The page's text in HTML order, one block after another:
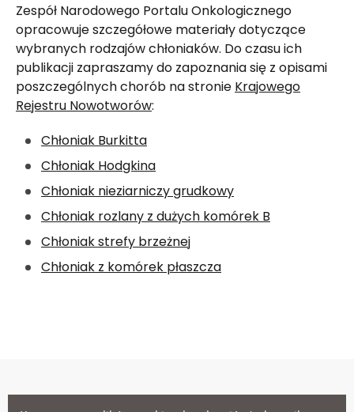
Wyszukiwarka
Zespół Narodowego Portalu Onkologicznego
opracowuje szczegółowe materiały dotyczące
wybranych rodzajów chłoniaków. Do czasu ich
publikacji zapraszamy do zapoznania się z opisami
poszczególnych chorób na stronie Krajowego
Rejestru Nowotworów:
Chłoniak Burkitta
Chłoniak Hodgkina
Chłoniak nieziarniczy grudkowy
Chłoniak rozlany z dużych komórek B
Chłoniak strefy brzeżnej
Chłoniak z komórek płaszcza